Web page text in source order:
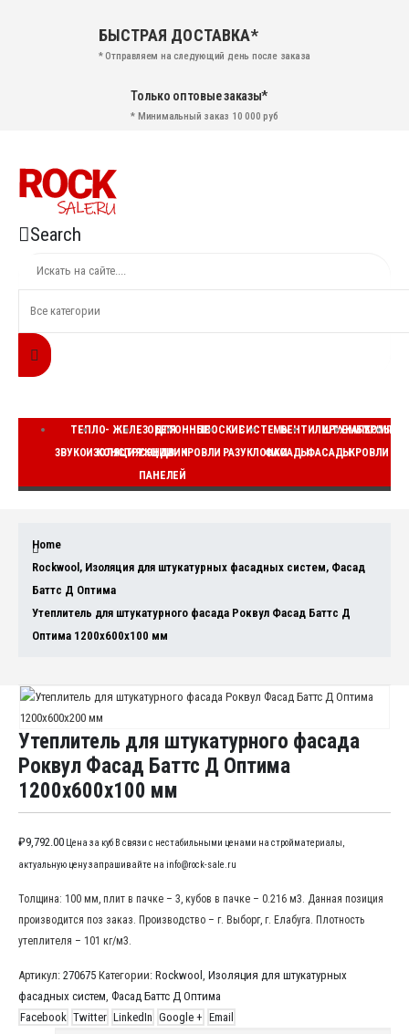
БЫСТРАЯ ДОСТАВКА*
* Отправляем на следующий день после заказа
Только оптовые заказы*
* Минимальный заказ 10 000 руб
Search
ТЕПЛО-
ЗВУКОИЗОЛЯЦИЯ
ЖЕЛЕЗОБЕТОННЫЕ
КОНСТРУКЦИИ
ДЛЯ
СЭНДВИЧ
ПАНЕЛЕЙ
ПЛОСКИЕ
КРОВЛИ
СИСТЕМЫ
РАЗУКЛОНКИ
ВЕНТИЛИРУЕМЫЕ
ФАСАДЫ
ШТУКАТУРНЫЕ
ФАСАДЫКРОВЛИ
Home
Rockwool , Изоляция для штукатурных фасадных систем, Фасад
Баттс Д Оптима
Утеплитель для штукатурного фасада Роквул Фасад Баттс Д
Оптима 1200x600x100 мм
Утеплитель для штукатурного фасада
Роквул Фасад Баттс Д Оптима
1200x600x100 мм
₽9,792.00 Цена за куб В связи с нестабильными ценами на стройматериалы,
актуальную цену запрашивайте на info@rock-sale.ru
Толщина: 100 мм, плит в пачке – 3, кубов в пачке – 0.216 м3. Данная позиция
производится поз заказ. Производство – г. Выборг, г. Елабуга. Плотность
утеплителя – 101 кг/м3.
Артикул: 270675 Категории: Rockwool , Изоляция для штукатурных
фасадных систем, Фасад Баттс Д Оптима
Facebook Twitter LinkedIn Google + Email